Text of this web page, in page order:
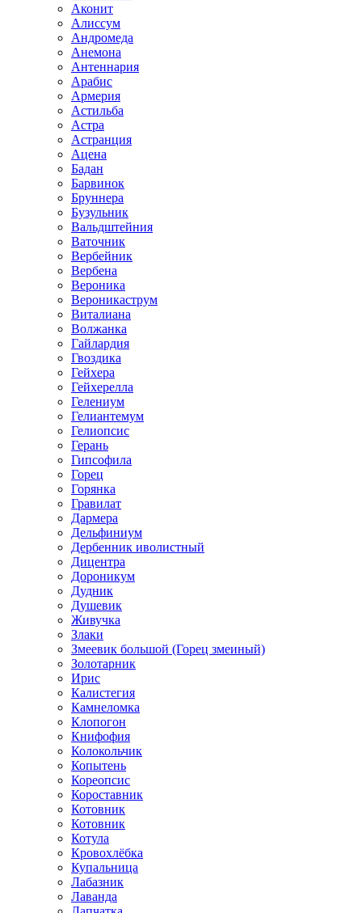
Аконит
Алиссум
Андромеда
Анемона
Антеннария
Арабис
Армерия
Астильба
Астра
Астранция
Ацена
Бадан
Барвинок
Бруннера
Бузульник
Вальдштейния
Ваточник
Вербейник
Вербена
Вероника
Вероникаструм
Виталиана
Волжанка
Гайлардия
Гвоздика
Гейхера
Гейхерелла
Гелениум
Гелиантемум
Гелиопсис
Герань
Гипсофила
Горец
Горянка
Гравилат
Дармера
Дельфиниум
Дербенник иволистный
Дицентра
Дороникум
Дудник
Душевик
Живучка
Злаки
Змеевик большой (Горец змеиный)
Золотарник
Ирис
Калистегия
Камнеломка
Клопогон
Книфофия
Колокольчик
Копытень
Кореопсис
Короставник
Котовник
Котовник
Котула
Кровохлёбка
Купальница
Лабазник
Лаванда